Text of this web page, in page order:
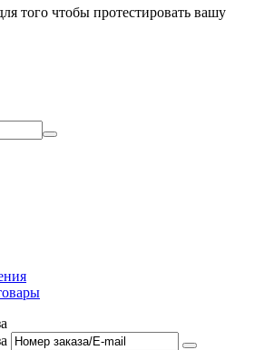
того чтобы протестировать вашу